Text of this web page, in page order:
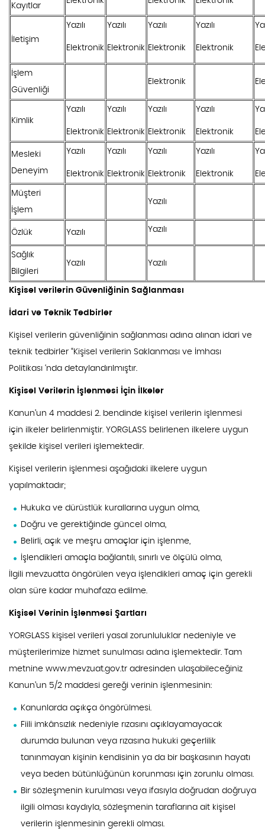
Kayıtlar
İletişim
Yazılı
Elektronik
Yazılı
Elektronik
Yazılı
Elektronik
Yazılı
Elektronik
İşlem
Güvenliği
Elektronik
Kimlik
Yazılı
Elektronik
Yazılı
Elektronik
Yazılı
Elektronik
Yazılı
Elektronik
Mesleki
Deneyim
Yazılı
Elektronik
Yazılı
Elektronik
Yazılı
Elektronik
Yazılı
Elektronik
Müşteri
İşlem
Yazılı
Özlük Yazılı Yazılı
Sağlık
Bilgileri
Yazılı Yazılı
Kişisel verilerin Güvenliğinin Sağlanması
İdari ve Teknik Tedbirler
Kişisel verilerin güvenliğinin sağlanması adına alınan idari ve
teknik tedbirler “Kişisel verilerin Saklanması ve İmhası
Politikası ‘nda detaylandırılmıştır.
Kişisel Verilerin İşlenmesi İçin İlkeler
Kanun’un 4 maddesi 2. bendinde kişisel verilerin işlenmesi
için ilkeler belirlenmiştir. YORGLASS belirlenen ilkelere uygun
şekilde kişisel verileri işlemektedir.
Kişisel verilerin işlenmesi aşağıdaki ilkelere uygun
yapılmaktadır;
Hukuka ve dürüstlük kurallarına uygun olma,
Doğru ve gerektiğinde güncel olma,
Belirli, açık ve meşru amaçlar için işlenme,
İşlendikleri amaçla bağlantılı, sınırlı ve ölçülü olma,
İlgili mevzuatta öngörülen veya işlendikleri amaç için gerekli
olan süre kadar muhafaza edilme.
Kişisel Verinin İşlenmesi Şartları
YORGLASS kişisel verileri yasal zorunluluklar nedeniyle ve
müşterilerimize hizmet sunulması adına işlemektedir. Tam
metnine www.mevzuat.gov.tr adresinden ulaşabileceğiniz
Kanun’un 5/2 maddesi gereği verinin işlenmesinin:
Kanunlarda açıkça öngörülmesi.
Fiili imkânsızlık nedeniyle rızasını açıklayamayacak
durumda bulunan veya rızasına hukuki geçerlilik
tanınmayan kişinin kendisinin ya da bir başkasının hayatı
veya beden bütünlüğünün korunması için zorunlu olması.
Bir sözleşmenin kurulması veya ifasıyla doğrudan doğruya
ilgili olması kaydıyla, sözleşmenin taraflarına ait kişisel
verilerin işlenmesinin gerekli olması.